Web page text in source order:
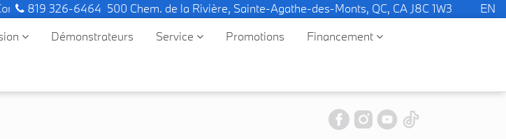
819 326-6464 500 Chem. de la Rivière, Sainte-Agathe-des-Monts, QC, CA J8C 1W3 EN
Démonstrateurs Service Promotions Financement